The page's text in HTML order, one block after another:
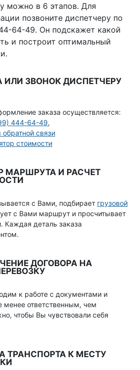
можно в 6 этапов. Для
позвоните диспетчеру по
64-49. Он подскажет какой
и построит оптимальный
ИЛИ ЗВОНОК ДИСПЕТЧЕРУ
заказа осуществляется:
444-64-49,
связи
стоимости
МАРШРУТА И РАСЧЕТ
с Вами, подбирает грузовой
с Вами маршрут и просчитывает
Каждая деталь заказа
ДОГОВОРА НА
к работе с документами и
менее ответственным, чем
чтобы Вы чувствовали себя
ТРАНСПОРТА К МЕСТУ